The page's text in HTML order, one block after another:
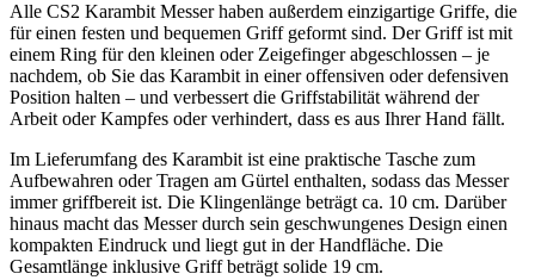
Alle CS2 Karambit Messer haben außerdem einzigartige Griffe, die
für einen festen und bequemen Griff geformt sind. Der Griff ist mit
einem Ring für den kleinen oder Zeigefinger abgeschlossen – je
nachdem, ob Sie das Karambit in einer offensiven oder defensiven
Position halten – und verbessert die Griffstabilität während der
Arbeit oder Kampfes oder verhindert, dass es aus Ihrer Hand fällt.
Im Lieferumfang des Karambit ist eine praktische Tasche zum
Aufbewahren oder Tragen am Gürtel enthalten, sodass das Messer
immer griffbereit ist. Die Klingenlänge beträgt ca. 10 cm. Darüber
hinaus macht das Messer durch sein geschwungenes Design einen
kompakten Eindruck und liegt gut in der Handfläche. Die
Gesamtlänge inklusive Griff beträgt solide 19 cm.